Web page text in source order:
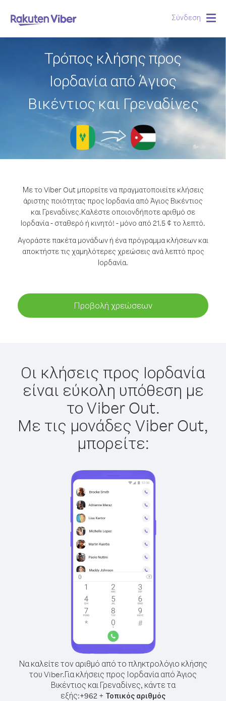
Σύνδεση
Τρόπος κλήσης προς
Ιορδανία από Άγιος
Βικέντιος και Γρεναδίνες
Με το Viber Out μπορείτε να πραγματοποιείτε κλήσεις
άριστης ποιότητας προς Ιορδανία από Άγιος Βικέντιος
και Γρεναδίνες.Καλέστε οποιονδήποτε αριθμό σε
Ιορδανία - σταθερό ή κινητό! - μόνο από 21.5 ¢ το λεπτό.
Αγοράστε πακέτα μονάδων ή ένα πρόγραμμα κλήσεων και
αποκτήστε τις χαμηλότερες χρεώσεις ανά λεπτό προς
Ιορδανία.
Προβολή χρεώσεων
Οι κλήσεις προς Ιορδανία
είναι εύκολη υπόθεση με
το Viber Out.
Με τις μονάδες Viber Out,
μπορείτε:
Να καλείτε τον αριθμό από το πληκτρολόγιο κλήσης
του Viber.Για κλήσεις προς Ιορδανία από Άγιος
Βικέντιος και Γρεναδίνες, κάντε τα
εξής:+962 + Τοπικός αριθμός